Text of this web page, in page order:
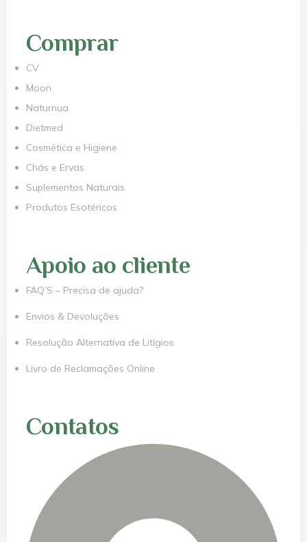
Comprar
CV
Moon
Naturnua
Dietmed
Cosmética e Higiene
Chás e Ervas
Suplementos Naturais
Produtos Esotéricos
Apoio ao cliente
FAQ’S – Precisa de ajuda?
Envios & Devoluções
Resolução Alternativa de Litígios
Livro de Reclamações Online
Contatos